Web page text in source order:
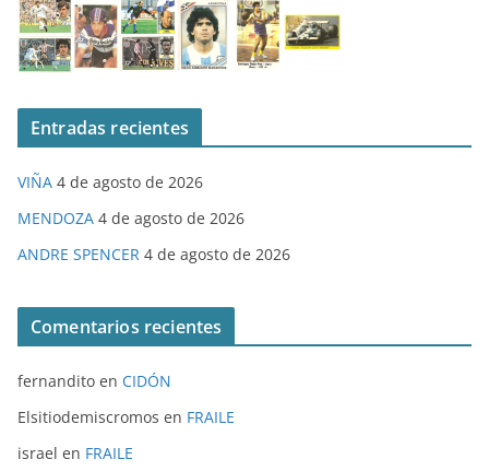
Entradas recientes
VIÑA 4 de agosto de 2026
MENDOZA 4 de agosto de 2026
ANDRE SPENCER 4 de agosto de 2026
Comentarios recientes
fernandito en CIDÓN
Elsitiodemiscromos en FRAILE
israel en FRAILE